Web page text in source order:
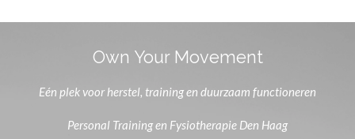
Own Your Movement
Eén plek voor herstel, training en duurzaam functioneren
Personal Training en Fysiotherapie Den Haag